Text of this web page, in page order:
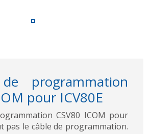
programmation
pour ICV80E
CSV80 ICOM pour
pas le câble de programmation.